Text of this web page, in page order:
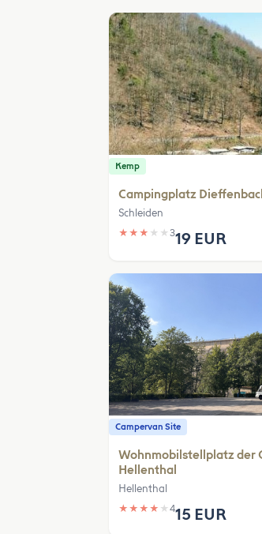
Kemp
Campingplatz
Schleiden
★ ★ ★ ★ ★ 319 EUR
Campervan Site
Wohnmobilstellplatz der
Hellenthal
Hellenthal
★ ★ ★ ★ ★ 415 EUR